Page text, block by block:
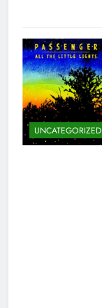
UNCATEGORIZED